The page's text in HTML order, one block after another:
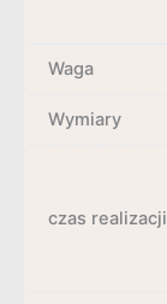
Waga
Wymiary
czas realizacji